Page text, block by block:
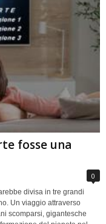
fosse una
0
divisa in tre grandi
Un viaggio attraverso
scomparsi, gigantesche